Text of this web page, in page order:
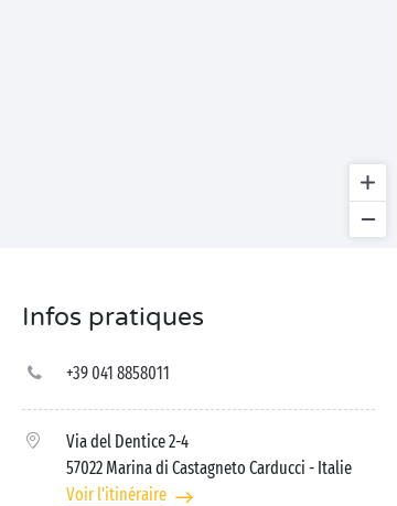
Infos pratiques
+39 041 8858011
Via del Dentice 2-4
57022 Marina di Castagneto Carducci - Italie
Voir l'itinéraire